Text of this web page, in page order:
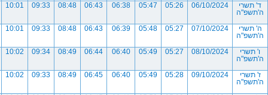
ד' תשרי
ה'תשפ"ה
06/10/2024
05:26
05:47
06:38
06:43
08:48
09:33
10:01
ה' תשרי
ה'תשפ"ה
07/10/2024
05:27
05:48
06:39
06:43
08:48
09:33
10:01
ו' תשרי
ה'תשפ"ה
08/10/2024
05:27
05:49
06:40
06:44
08:49
09:34
10:02
ז' תשרי
ה'תשפ"ה
09/10/2024
05:28
05:49
06:40
06:45
08:49
09:33
10:02